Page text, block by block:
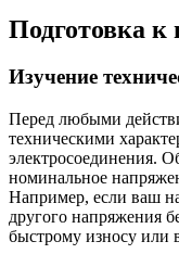
Подготовка к
Изучение
Перед любыми
техническими
электросоединения.
номинальное
Например, если ваш
другого напряжения
быстрому износу или